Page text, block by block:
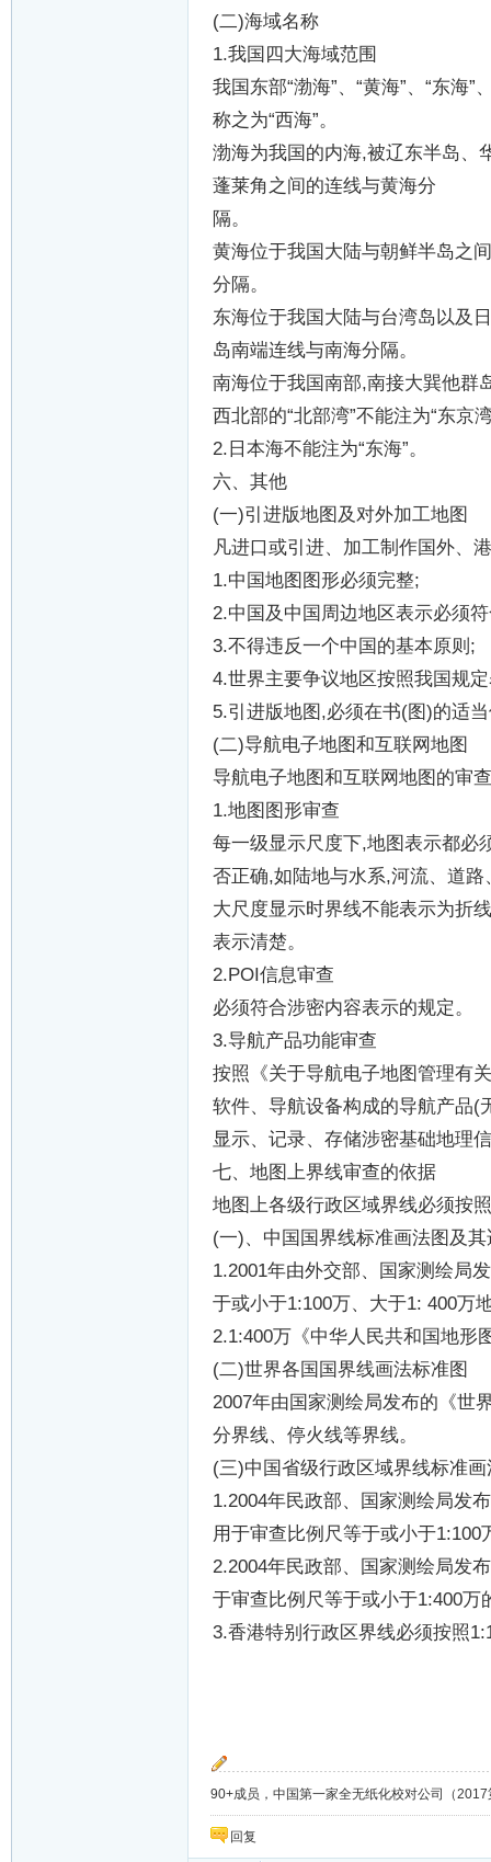
(二)海域名称
1.我国四大海域范围
我国东部“渤海”、 “黄海”、 “东海”
称之为“西海”。
渤海为我国的内海,被辽东半岛、
蓬莱角之间的连线与黄海分
隔。
黄海位于我国大陆与朝鲜半岛之间
分隔。
东海位于我国大陆与台湾岛以及
岛南端连线与南海分隔。
南海位于我国南部,南接大巽他群
西北部的“北部湾”不能注为“东京
2. 日本海不能注为“东海”。
六、其他
(一)引进版地图及对外加工地图
凡进口或引进、加工制作国外、
1.中国地图图形必须完整;
2.中国及中国周边地区表示必须
3.不得违反一个中国的基本原则 ;
4.世界主要争议地区按照我国规
5.引进版地图 ,必须在书(图)的适
(二)导航电子地图和互联网地图
导航电子地图和互联网地图的审
1.地图图形审查
每一级显示尺度下,地图表示都必
否正确,如陆地与水系,河流、道路
大尺度显示时界线不能表示为折线
表示清楚。
2.POI信息审查
必须符合涉密内容表示的规定。
3.导航产品功能审查
按照《关于导航电子地图管理有
软件、导航设备构成的导航产品(
显示、记录、存储涉密基础地理
七、地图上界线审查的依据
地图上各级行政区域界线必须按
(一)、中国国界线标准画法图及
1.2001年由外交部、国家测绘局
于或小于1:100万、大于1: 400万
2.1:400万《中华人民共和国地形
(二)世界各国国界线画法标准图
2007年由国家测绘局发布的《世
分界线、停火线等界线。
(三)中国省级行政区域界线标准
1.2004年民政部、国家测绘局发
用于审查比例尺等于或小于1:100
2.2004年民政部、国家测绘局发
于审查比例尺等于或小于1:400万
3.香港特别行政区界线必须按照
90+成员，中国第一家全无纸化校对公司（
回复